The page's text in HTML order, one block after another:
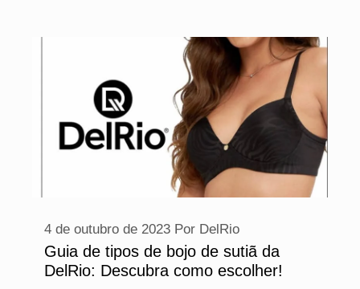
Guia de tipos de bojo de sutiã da
DelRio: Descubra como escolher!
4 de outubro de 2023 Por DelRio